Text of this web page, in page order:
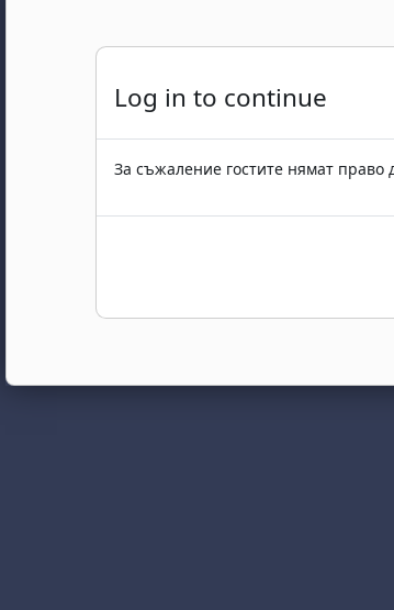
Log in to continue
За съжаление гостите нямат право